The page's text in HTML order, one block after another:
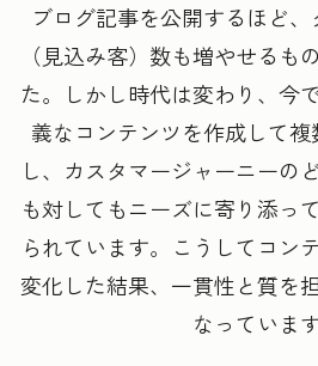
ブログ記事を公開するほど
（見込み客）数も増やせるも
た。しかし時代は変わり、今
義なコンテンツを作成して
し、カスタマージャーニーの
も対してもニーズに寄り添っ
られています。こうしてコン
変化した結果、一貫性と質を
なっています